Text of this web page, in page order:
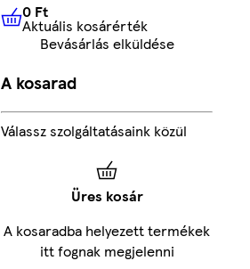
0 FtAktuális kosárérték
0 Ft
Aktuális kosárérték
Bevásárlás elküldése
A kosarad
Válassz szolgáltatásaink közül
Üres kosár
A kosaradba helyezett termékek
itt fognak megjelenni